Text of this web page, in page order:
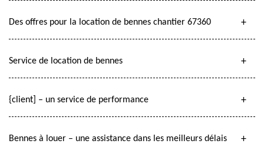
Des offres pour la location de bennes chantier 67360
Service de location de bennes
{client] – un service de performance
Bennes à louer – une assistance dans les meilleurs délais